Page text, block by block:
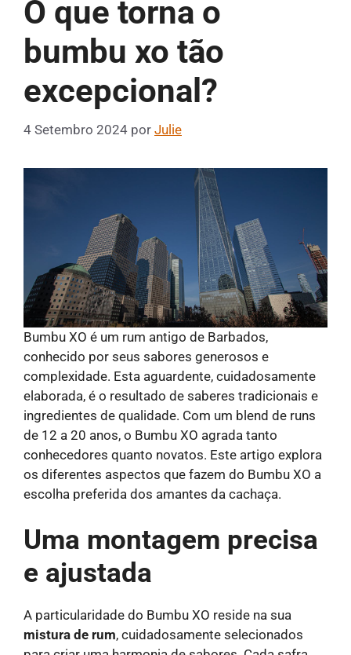
O que torna o
bumbu xo tão
excepcional?
4 Setembro 2024 por Julie
Bumbu XO é um rum antigo de Barbados,
conhecido por seus sabores generosos e
complexidade. Esta aguardente, cuidadosamente
elaborada, é o resultado de saberes tradicionais e
ingredientes de qualidade. Com um blend de runs
de 12 a 20 anos, o Bumbu XO agrada tanto
conhecedores quanto novatos. Este artigo explora
os diferentes aspectos que fazem do Bumbu XO a
escolha preferida dos amantes da cachaça.
Uma montagem precisa
e ajustada
A particularidade do Bumbu XO reside na sua
mistura de rum, cuidadosamente selecionados